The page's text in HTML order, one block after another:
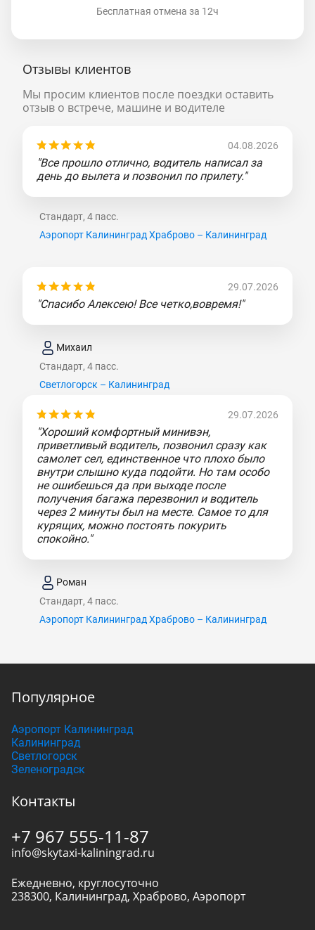
Бесплатная отмена за 12ч
Отзывы клиентов
Мы просим клиентов после поездки оставить
отзыв о встрече, машине и водителе
04.08.2026
"Все прошло отлично, водитель написал за
день до вылета и позвонил по прилету."
Стандарт, 4 пасс.
Аэропорт Калининград Храброво – Калининград
29.07.2026
"Спасибо Алексею! Все четко,вовремя!"
Михаил
Стандарт, 4 пасс.
Светлогорск – Калининград
29.07.2026
"Хороший комфортный минивэн,
приветливый водитель, позвонил сразу как
самолет сел, единственное что плохо было
внутри слышно куда подойти. Но там особо
не ошибешься да при выходе после
получения багажа перезвонил и водитель
через 2 минуты был на месте. Самое то для
курящих, можно постоять покурить
спокойно."
Роман
Стандарт, 4 пасс.
Аэропорт Калининград Храброво – Калининград
Популярное
Аэропорт Калининград
Калининград
Светлогорск
Зеленоградск
Контакты
+7 967 555-11-87
info@skytaxi-kaliningrad.ru
Ежедневно, круглосуточно
238300, Калининград, Храброво, Аэропорт